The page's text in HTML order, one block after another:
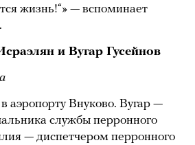
жизнь!“» — вспоминает
и Вугар Гусейнов
аэропорту Внуково. Вугар —
службы перронного
— диспетчером перронного